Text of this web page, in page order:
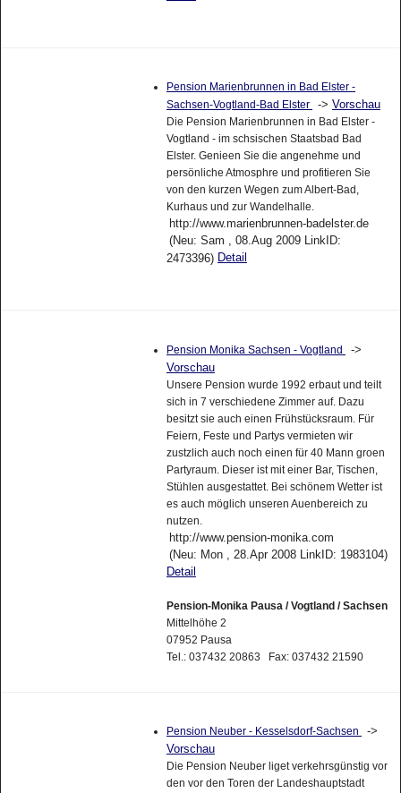
Pension Marienbrunnen in Bad Elster -
Sachsen-Vogtland-Bad Elster
-> Vorschau
Die Pension Marienbrunnen in Bad Elster -
Vogtland - im schsischen Staatsbad Bad
Elster. Genieen Sie die angenehme und
persönliche Atmosphre und profitieren Sie
von den kurzen Wegen zum Albert-Bad,
Kurhaus und zur Wandelhalle.
http://www.marienbrunnen-badelster.de
(Neu: Sam , 08.Aug 2009 LinkID:
2473396) Detail
Pension Monika Sachsen - Vogtland
->
Vorschau
Unsere Pension wurde 1992 erbaut und teilt
sich in 7 verschiedene Zimmer auf. Dazu
besitzt sie auch einen Frühstücksraum. Für
Feiern, Feste und Partys vermieten wir
zustzlich auch noch einen für 40 Mann groen
Partyraum. Dieser ist mit einer Bar, Tischen,
Stühlen ausgestattet. Bei schönem Wetter ist
es auch möglich unseren Auenbereich zu
nutzen.
http://www.pension-monika.com
(Neu: Mon , 28.Apr 2008 LinkID: 1983104)
Detail
Pension-Monika Pausa / Vogtland / Sachsen
Mittelhöhe 2
07952 Pausa
Tel.: 037432 20863 Fax: 037432 21590
Pension Neuber - Kesselsdorf-Sachsen
->
Vorschau
Die Pension Neuber liget verkehrsgünstig vor
den vor den Toren der Landeshauptstadt